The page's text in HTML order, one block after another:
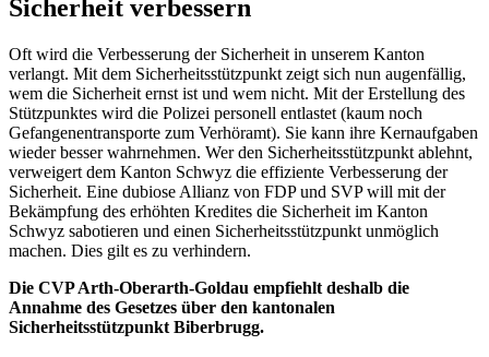
Sicherheit verbessern
Oft wird die Verbesserung der Sicherheit in unserem Kanton
verlangt. Mit dem Sicherheitsstützpunkt zeigt sich nun augenfällig,
wem die Sicherheit ernst ist und wem nicht. Mit der Erstellung des
Stützpunktes wird die Polizei personell entlastet (kaum noch
Gefangenentransporte zum Verhöramt). Sie kann ihre Kernaufgaben
wieder besser wahrnehmen. Wer den Sicherheitsstützpunkt ablehnt,
verweigert dem Kanton Schwyz die effiziente Verbesserung der
Sicherheit. Eine dubiose Allianz von FDP und SVP will mit der
Bekämpfung des erhöhten Kredites die Sicherheit im Kanton
Schwyz sabotieren und einen Sicherheitsstützpunkt unmöglich
machen. Dies gilt es zu verhindern.
Die CVP Arth-Oberarth-Goldau empfiehlt deshalb die
Annahme des Gesetzes über den kantonalen
Sicherheitsstützpunkt Biberbrugg.